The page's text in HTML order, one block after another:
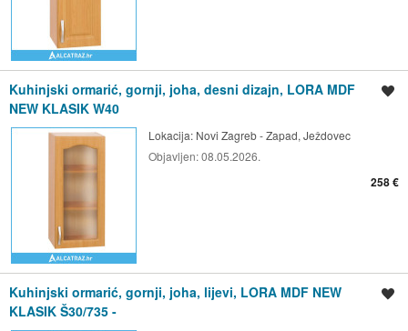
Kuhinjski ormarić, gornji, joha, desni dizajn, LORA MDF
NEW KLASIK W40
Lokacija: Novi Zagreb - Zapad, Ježdovec
Objavljen:08.05.2026.
258 €
Kuhinjski ormarić, gornji, joha, lijevi, LORA MDF NEW
KLASIK Š30/735 -